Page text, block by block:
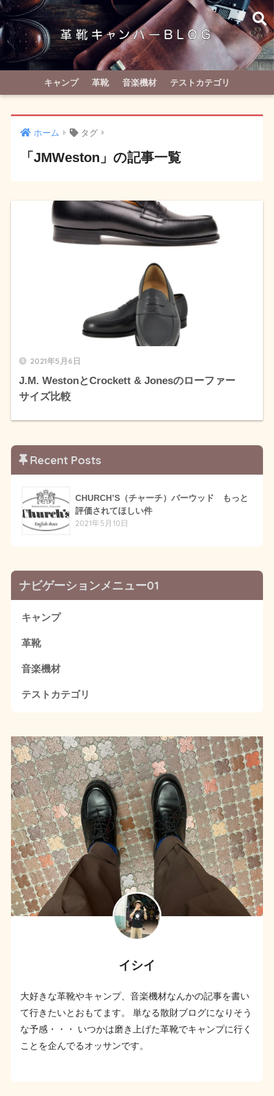
キャンプ 革靴 音楽機材 テストカテゴリ
ホーム タグ
「JMWeston」の記事一覧
2021年5月6日
J.M. WestonとCrockett & Jonesのローファー
サイズ比較
Recent Posts
CHURCH’S（チャーチ）バーウッド もっと
評価されてほしい件
2021年5月10日
ナビゲーションメニュー01
キャンプ
革靴
音楽機材
テストカテゴリ
イシイ
大好きな革靴やキャンプ、音楽機材なんかの記事を書い
て行きたいとおもてます。 単なる散財ブログになりそう
な予感・・・ いつかは磨き上げた革靴でキャンプに行く
ことを企んでるオッサンです。